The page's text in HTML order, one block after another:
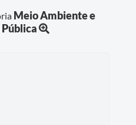
Meio Ambiente e